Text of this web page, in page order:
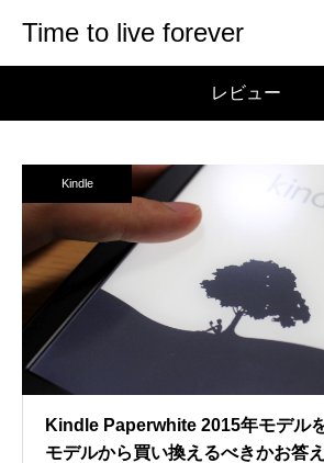
Time to live forever
レビュー
Kindle
Kindle Paperwhite 2015年モデル
モデルから買い換えるべきかお答